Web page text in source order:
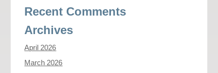
Recent Comments
Archives
April 2026
March 2026